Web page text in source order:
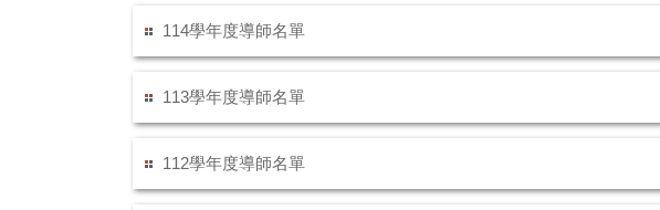
114學年度導師名單
113學年度導師名單
112學年度導師名單